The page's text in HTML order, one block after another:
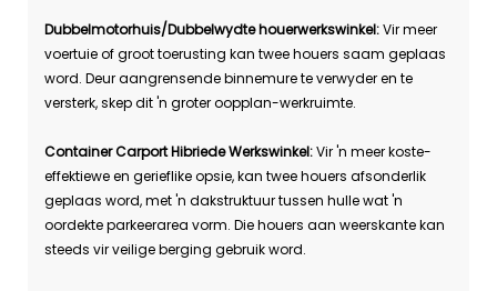
Dubbelmotorhuis/Dubbelwydte houerwerkswinkel:Vir meer
voertuie of groot toerusting kan twee houers saam geplaas
word. Deur aangrensende binnemure te verwyder en te
versterk, skep dit 'n groter oopplan-werkruimte.
Container Carport Hibriede Werkswinkel:Vir 'n meer koste-
effektiewe en gerieflike opsie, kan twee houers afsonderlik
geplaas word, met 'n dakstruktuur tussen hulle wat 'n
oordekte parkeerarea vorm. Die houers aan weerskante kan
steeds vir veilige berging gebruik word.